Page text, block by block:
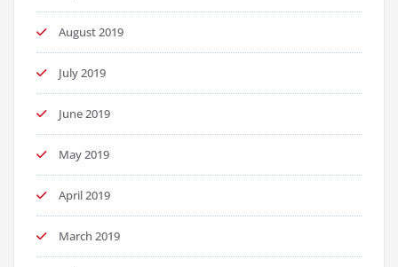
August 2019
July 2019
June 2019
May 2019
April 2019
March 2019